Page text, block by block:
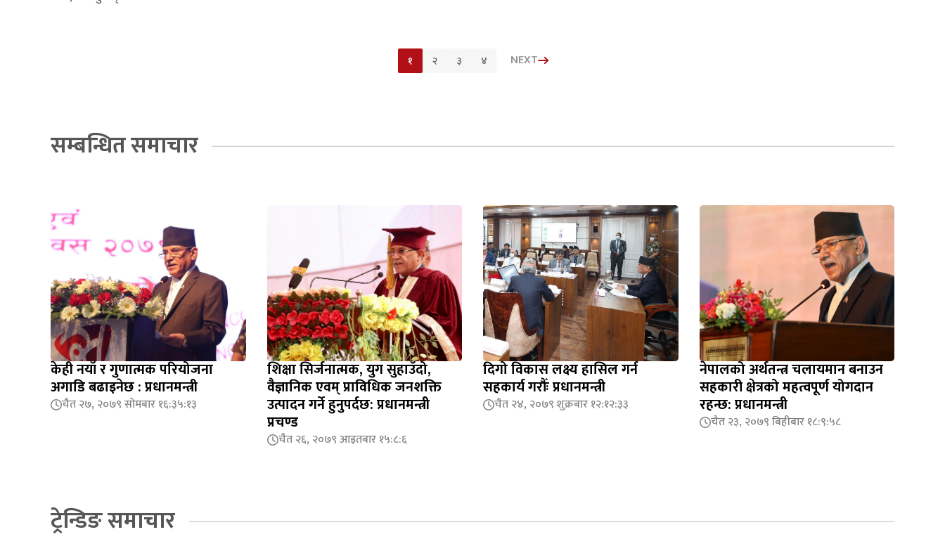
१ २ ३ ४ NEXT
सम्बन्धित समाचार
केही नयाँ र गुणात्मक परियोजना
अगाडि बढाइनेछ : प्रधानमन्त्री
चैत २७, २०७९ सोमबार १६:३५:१३
शिक्षा सिर्जनात्मक, युग सुहाउँदो,
वैज्ञानिक एवम् प्राविधिक जनशक्ति
उत्पादन गर्ने हुनुपर्दछ: प्रधानमन्त्री
प्रचण्ड
चैत २६, २०७९ आइतबार १५:८:६
दिगो विकास लक्ष्य हासिल गर्न
सहकार्य गरौँः प्रधानमन्त्री
चैत २४, २०७९ शुक्रबार १२:१२:३३
नेपालको अर्थतन्त्र चलायमान बनाउन
सहकारी क्षेत्रको महत्वपूर्ण योगदान
रहन्छ: प्रधानमन्त्री
चैत २३, २०७९ बिहीबार १८:९:५८
ट्रेन्डिङ समाचार